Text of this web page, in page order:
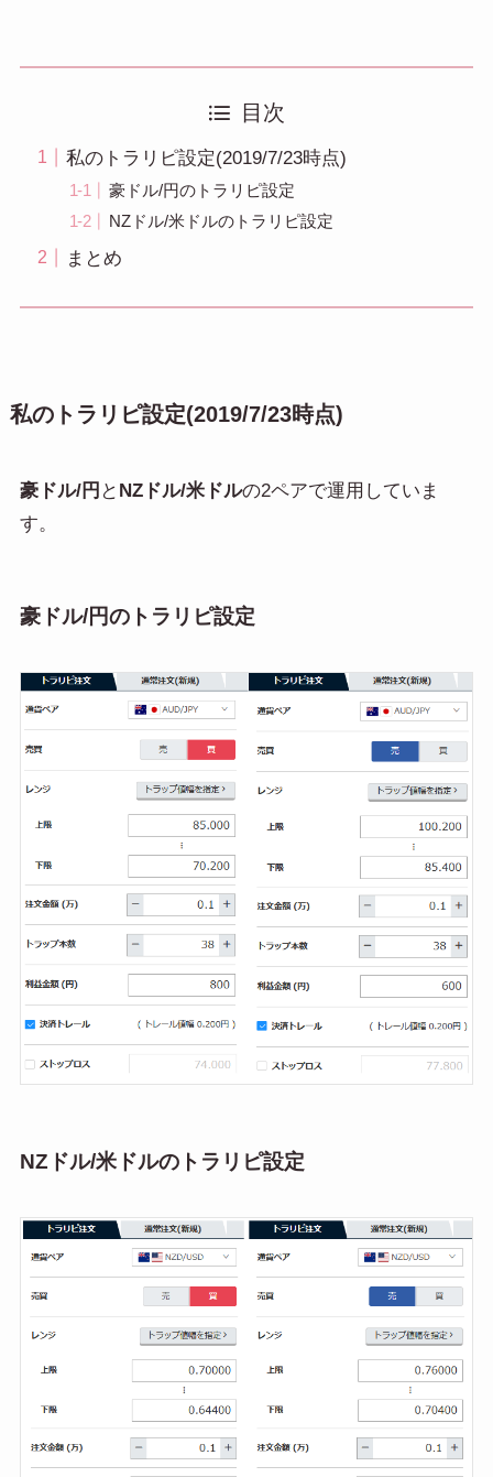
目次
私のトラリピ設定(2019/7/23時点)
豪ドル/円のトラリピ設定
NZドル/米ドルのトラリピ設定
まとめ
私のトラリピ設定(2019/7/23時点)
豪ドル/円 と NZドル/米ドルの2ペアで運用していま
す。
豪ドル/円のトラリピ設定
NZドル/米ドルのトラリピ設定